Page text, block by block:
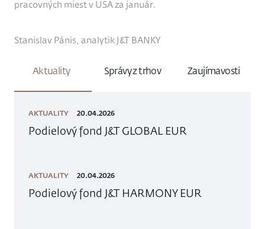
pracovných miest v USA za január.
Stanislav Pánis, analytik J&T BANKY
Aktuality Správy z trhov Zaujímavosti
AKTUALITY 20.04.2026
Podielový fond J&T GLOBAL EUR
AKTUALITY 20.04.2026
Podielový fond J&T HARMONY EUR